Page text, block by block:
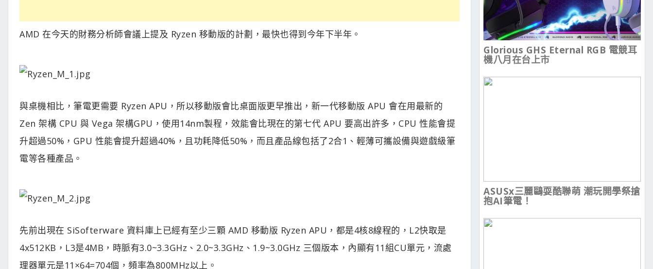
AMD 在今天的財務分析師會議上提及 Ryzen 移動版的計劃，最快也得到今年下半年。
與桌機相比，筆電更需要 Ryzen APU，所以移動版會比桌面版更早推出，新一代移動版 APU 會在用最新的
Zen 架構 CPU 與 Vega 架構GPU，使用14nm製程，效能會比現在的第七代 APU 要高出許多，CPU 性能會提
升超過50%，GPU 性能會提升超過40%，且功耗降低50%，而且產品線包括了2合1、輕薄可攜設備與遊戲級筆
電等各種產品。
先前出現在 SiSofterware 資料庫上已經有至少三顆 AMD 移動版 Ryzen APU，都是4核8線程的，L2快取是
4x512KB，L3是4MB，時脈有3.0~3.3GHz、2.0~3.3GHz、1.9~3.0GHz 三個版本，內顯有11組CU單元，流處
理器單元是11×64=704個，頻率為800MHz以上。
Glorious GHS Eternal RGB 電競耳
機八月在台上市
ASUSx三麗鷗耍酷聯萌 潮玩開學祭搶
抱AI筆電！